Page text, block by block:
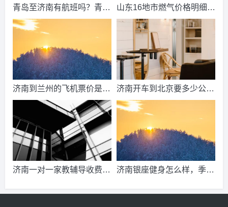
青岛至济南有航班吗？青岛
到济南的高铁票多钱？
山东16地市燃气价格明细？
2021山东天然气费收费标
济南到兰州的飞机票价是多
少？济南到兰州飞机要多
久？
济南开车到北京要多少公
里、时间、过路费、油钱？
济南一对一家教辅导收费情
济南银座健身怎么样，季